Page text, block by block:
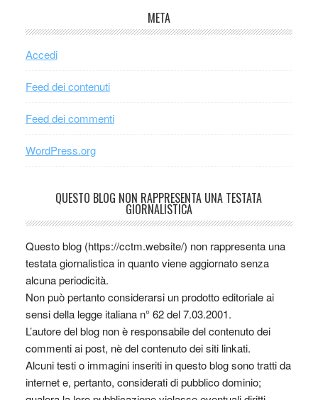
META
Accedi
Feed dei contenuti
Feed dei commenti
WordPress.org
QUESTO BLOG NON RAPPRESENTA UNA TESTATA
GIORNALISTICA
Questo blog (https://cctm.website/) non rappresenta una
testata giornalistica in quanto viene aggiornato senza
alcuna periodicità.
Non può pertanto considerarsi un prodotto editoriale ai
sensi della legge italiana n° 62 del 7.03.2001.
L’autore del blog non è responsabile del contenuto dei
commenti ai post, nè del contenuto dei siti linkati.
Alcuni testi o immagini inseriti in questo blog sono tratti da
internet e, pertanto, considerati di pubblico dominio;